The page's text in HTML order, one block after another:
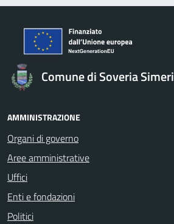
Comune di Soveria Simeri
AMMINISTRAZIONE
Organi di governo
Aree amministrative
Uffici
Enti e fondazioni
Politici